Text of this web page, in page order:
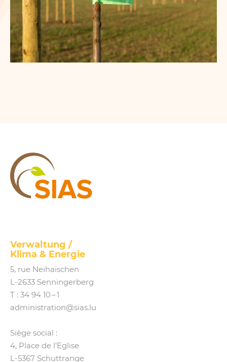
Verwaltung /
Klima & Energie
5, rue Neihaischen
L‑2633 Senningerberg
T : 34 94 10 – 1
administration@​sias.​lu
Siège social :
4, Place de l’Eglise
L‑5367 Schuttrange